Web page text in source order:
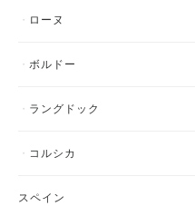
ローヌ
ボルドー
ラングドック
コルシカ
スペイン